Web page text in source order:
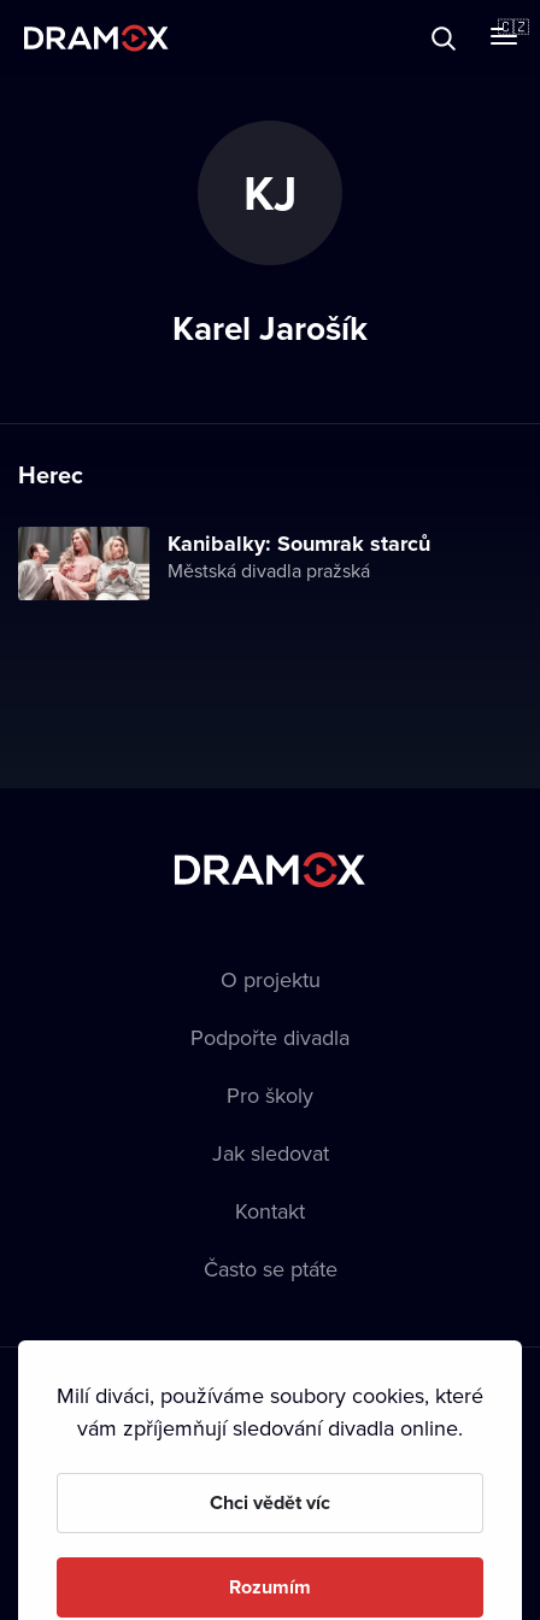
🇨🇿
KJ
Karel Jarošík
Herec
Kanibalky: Soumrak starců
Městská divadla pražská
O projektu
Podpořte divadla
Pro školy
Jak sledovat
Kontakt
Často se ptáte
Podmínky používání • Ochrana soukromí • Zásady používání
• Autorská práva•
Milí diváci, používáme soubory cookies, které
vám zpříjemňují sledování divadla online.
Chci vědět víc
Rozumím